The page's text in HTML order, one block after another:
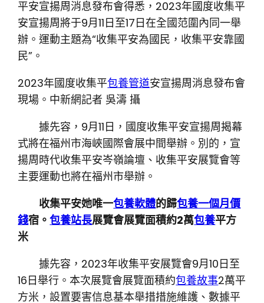
平安宣揚周消息發布會得悉，2023年國度收集平
安宣揚周將于9月11日至17日在全國范圍內同一舉
辦。運動主題為“收集平安為國民，收集平安靠國
民”。
2023年國度收集平包養管道安宣揚周消息發布會
現場。中新網記者 吳濤 攝
據先容，9月11日，國度收集平安宣揚周揭幕
式將在福州市海峽國際會展中間舉辦。別的，宣
揚周時代收集平安岑嶺論壇、收集平安展覽會等
主要運動也將在福州市舉辦。
收集平安她唯一包養軟體的歸包養一個月價
錢宿。包養站長展覽會展覽面積約2萬包養平方
米
據先容，2023年收集平安展覽會9月10日至
16日舉行。本次展覽會展覽面積約包養故事2萬平
方米，設置要害信息基本舉措措施維護、數據平